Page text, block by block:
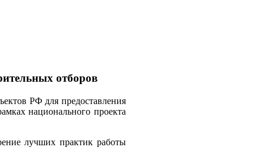
отборов
РФ для предоставления
национального проекта
лучших практик работы